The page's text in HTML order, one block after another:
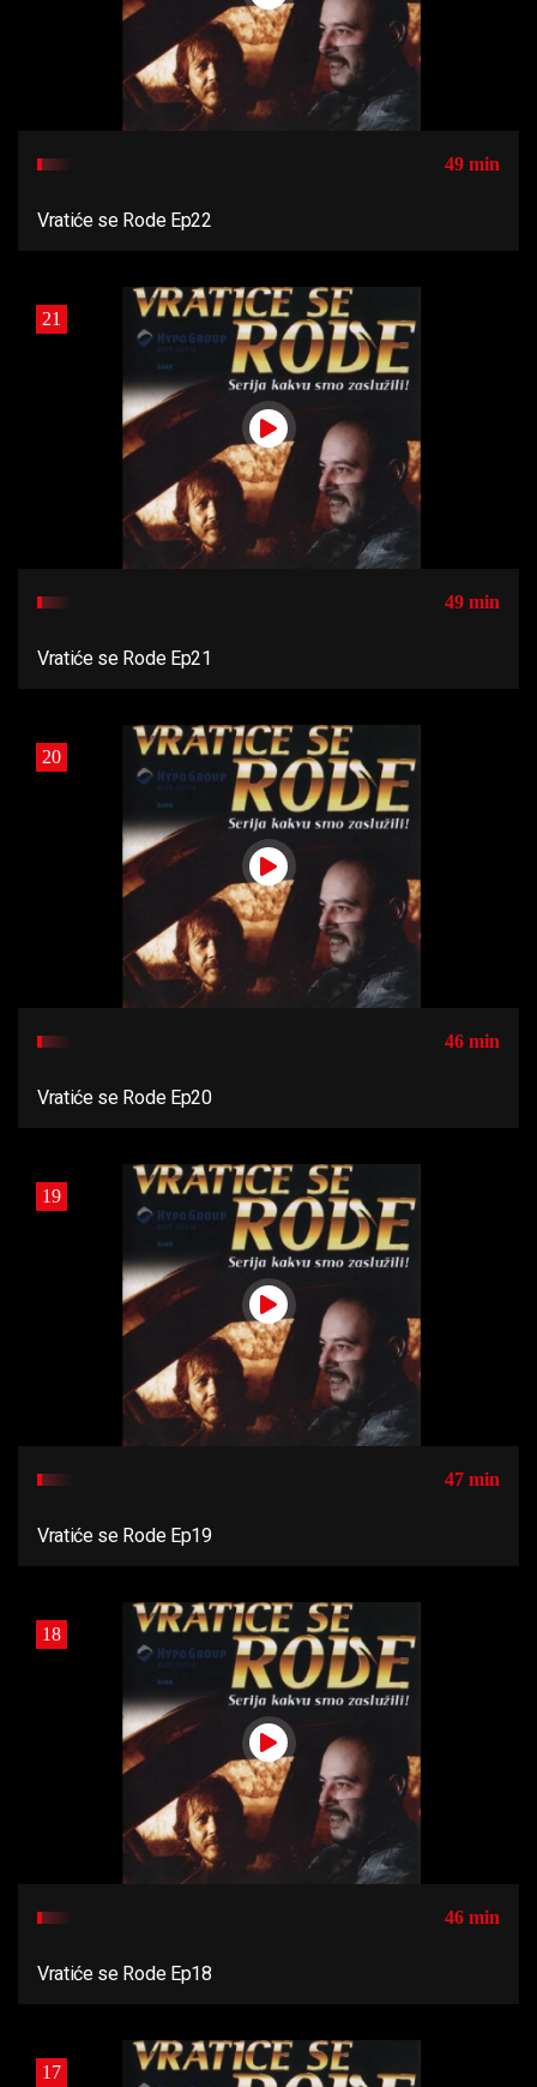
49 min
Vratiće se Rode Ep22
21
49 min
Vratiće se Rode Ep21
20
46 min
Vratiće se Rode Ep20
19
47 min
Vratiće se Rode Ep19
18
46 min
Vratiće se Rode Ep18
17